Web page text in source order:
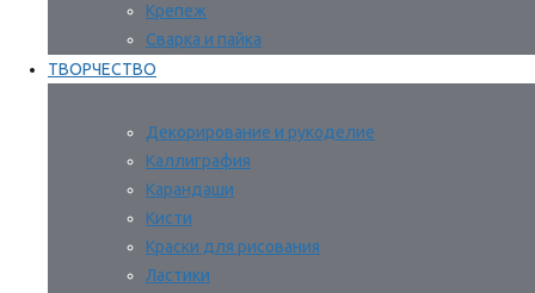
Крепеж
Сварка и пайка
ТВОРЧЕСТВО
Декорирование и рукоделие
Каллиграфия
Карандаши
Кисти
Краски для рисования
Ластики